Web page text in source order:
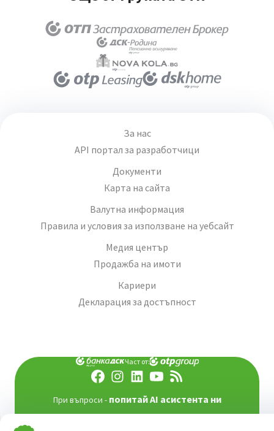
За нас
API портал за разработчици
Документи
Карта на сайта
Валутна информация
Правила и условия за използване на уебсайт
Медия център
Продажба на имоти
Кариери
Декларация за достъпност
Част от:
При въпроси - попитай AI асистента ни